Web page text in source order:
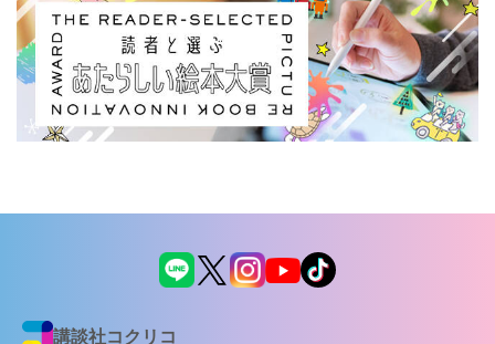
講談社コクリコ